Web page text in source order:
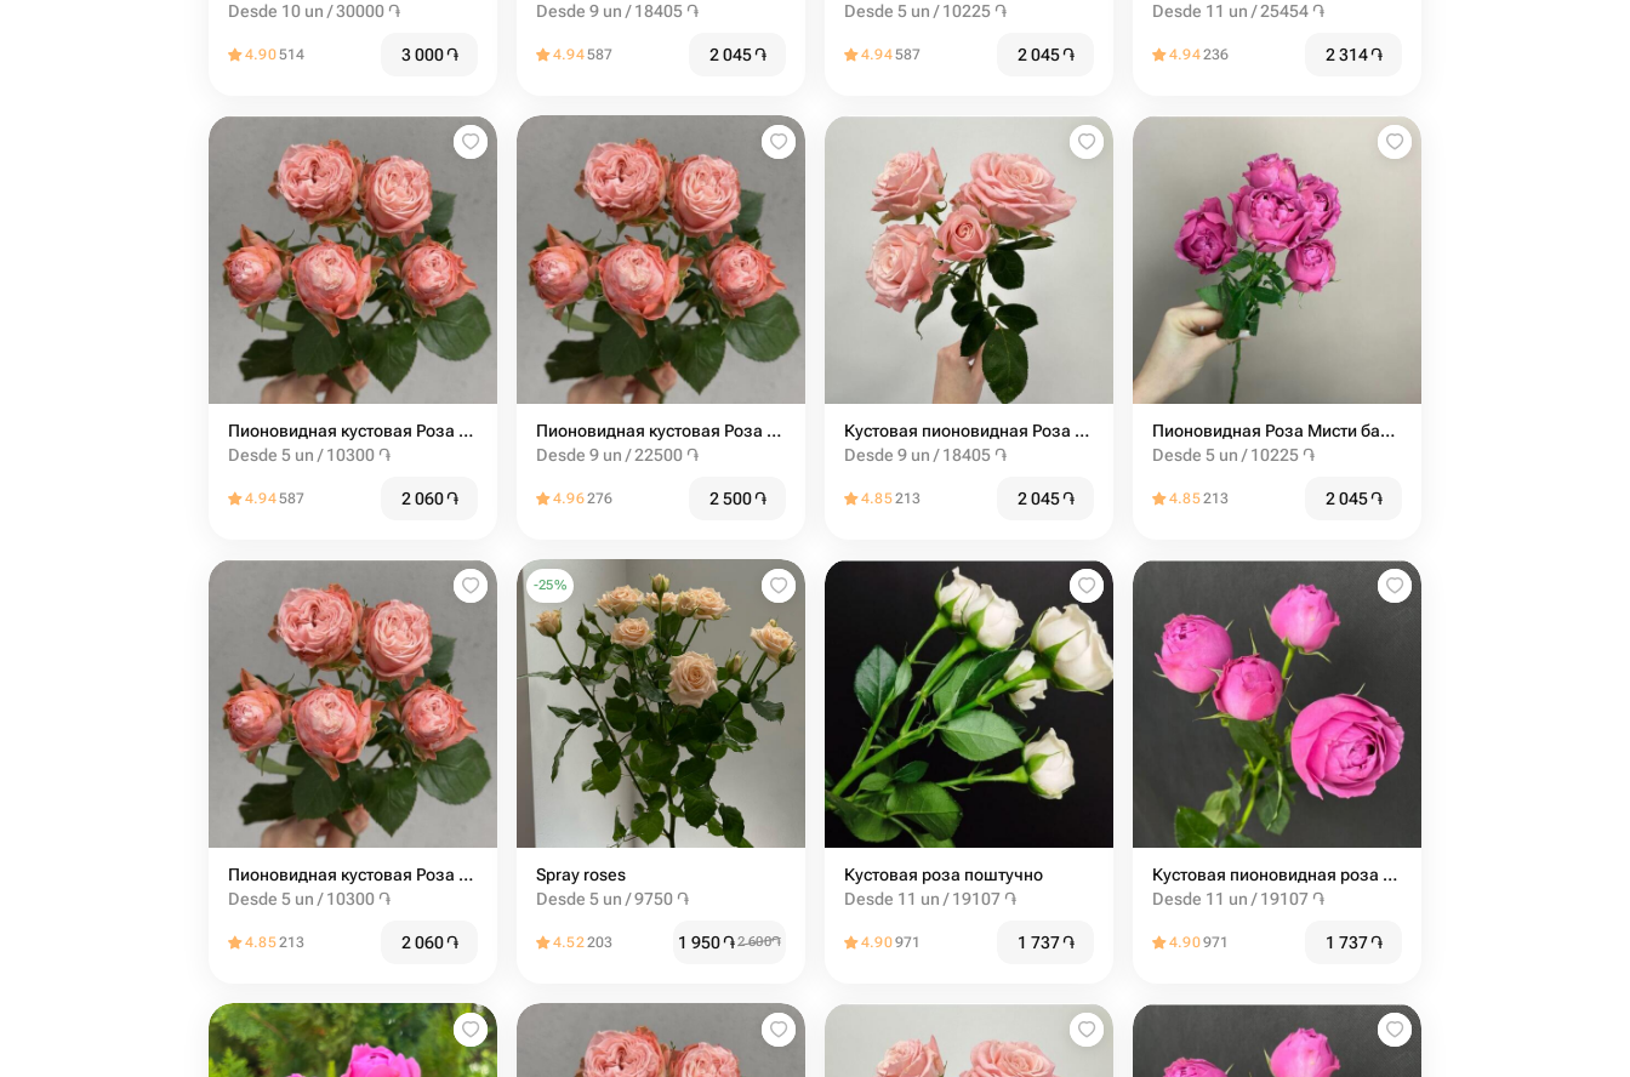
Desde 10 un / 30000 ֏
4.90514 3 000֏
Desde 9 un / 18405 ֏
4.94587 2 045֏
Desde 5 un / 10225 ֏
4.94587 2 045֏
Desde 11 un / 25454 ֏
4.94236 2 314֏
Пионовидная кустовая Роза Madam Bombastic штучно (от 5 шт)
Desde 5 un / 10300 ֏
4.94587 2 060֏
Пионовидная кустовая Роза Madam Bombastic штучно
Desde 9 un / 22500 ֏
4.96276 2 500֏
Кустовая пионовидная Роза мадам бомбастик от 9шт
Desde 9 un / 18405 ֏
4.85213 2 045֏
Пионовидная Роза Мисти баблс от 5шт
Desde 5 un / 10225 ֏
4.85213 2 045֏
Пионовидная кустовая Роза Madam Bombastic штучно (от 5 шт)
Desde 5 un / 10300 ֏
4.85213 2 060֏
-25%
Spray roses
Desde 5 un / 9750 ֏
4.52203 1 950֏2 600֏
Кустовая роза поштучно
Desde 11 un / 19107 ֏
4.90971 1 737֏
Кустовая пионовидная роза мисти баблс 60см
Desde 11 un / 19107 ֏
4.90971 1 737֏